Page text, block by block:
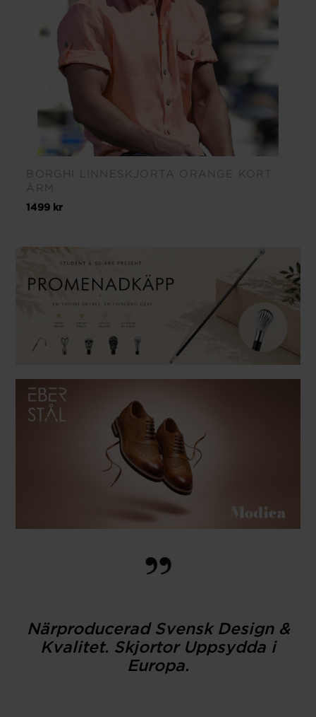
BORGHI LINNESKJORTA ORANGE KORT
ÄRM
1499 kr
Närproducerad Svensk Design &
Kvalitet. Skjortor Uppsydda i
Europa.